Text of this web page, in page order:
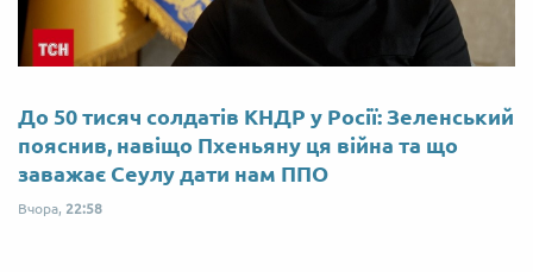
До 50 тисяч солдатів КНДР у Росії: Зеленський
пояснив, навіщо Пхеньяну ця війна та що
заважає Сеулу дати нам ППО
Вчора, 22:58